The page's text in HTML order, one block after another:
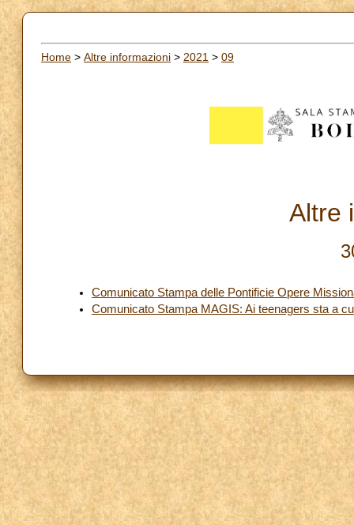
Home > Altre informazioni > 2021 > 09
Altre
Comunicato Stampa delle Pontificie Opere
Comunicato Stampa MAGIS: Ai teenagers sta a